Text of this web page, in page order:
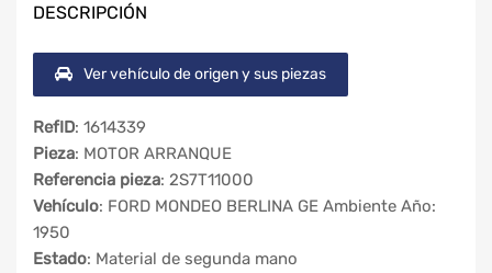
DESCRIPCIÓN
Ver vehículo de origen y sus piezas
RefID: 1614339
Pieza: MOTOR ARRANQUE
Referencia pieza: 2S7T11000
Vehículo: FORD MONDEO BERLINA GE Ambiente Año:
1950
Estado: Material de segunda mano